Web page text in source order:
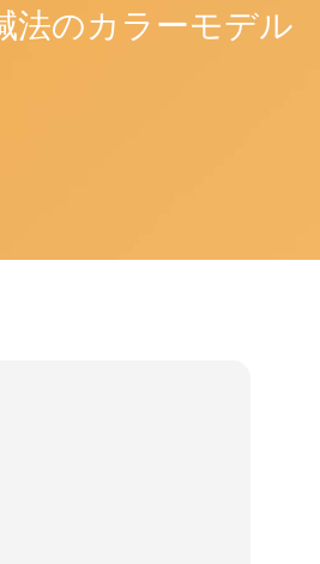
法のカラーモデル